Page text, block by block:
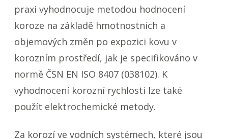
praxi vyhodnocuje metodou hodnocení
koroze na základě hmotnostních a
objemových změn po expozici kovu v
korozním prostředí, jak je specifikováno v
normě ČSN EN ISO 8407 (038102). K
vyhodnocení korozní rychlosti lze také
použít elektrochemické metody.
Za korozí ve vodních systémech, které jsou